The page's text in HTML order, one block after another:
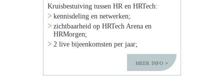
Kruisbestuiving tussen HR en HRTech:
kennisdeling en netwerken;
zichtbaarheid op HRTech Arena en
HRMorgen;
2 live bijeenkomsten per jaar;
meer info